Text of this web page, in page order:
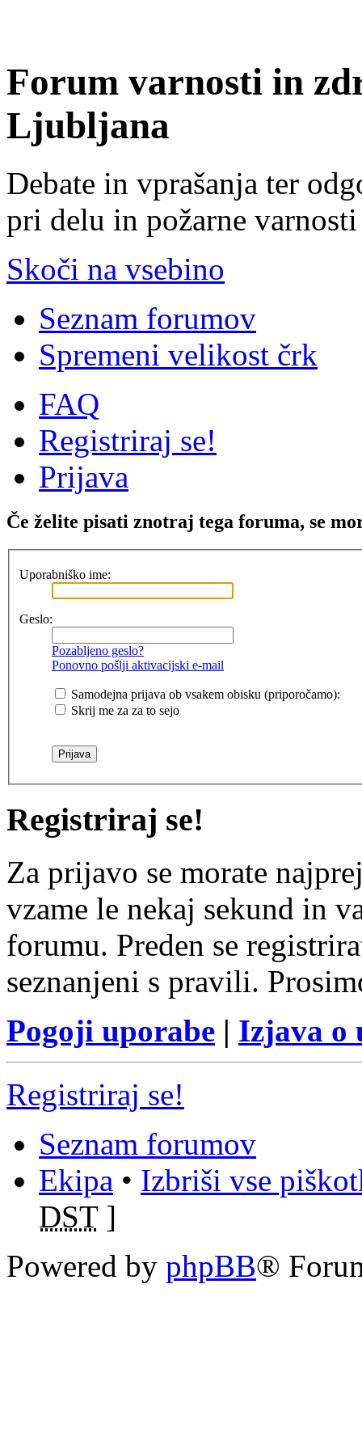
Forum varnosti in
Ljubljana
Debate in vprašanja ter
pri delu in požarne varnosti
Skoči na vsebino
Seznam forumov
Spremeni velikost črk
FAQ
Registriraj se!
Prijava
Če želite pisati znotraj tega foruma, se
Uporabniško ime:
Geslo:
Pozabljeno geslo?
Ponovno pošlji aktivacijski e-mail
Samodejna prijava ob vsakem obisku (priporočamo):
Skrij me za za to sejo
Registriraj se!
Za prijavo se morate
vzame le nekaj sekund in
forumu. Preden se
seznanjeni s pravili.
Pogoji uporabe | Izjava o
Registriraj se!
Seznam forumov
Ekipa • Izbriši vse
DST]
Powered by phpBB®